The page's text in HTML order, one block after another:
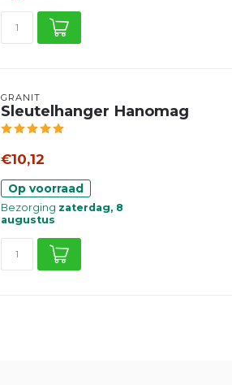
GRANIT
Sleutelhanger Hanomag
€10,12
Op voorraad
Bezorging zaterdag, 8
augustus